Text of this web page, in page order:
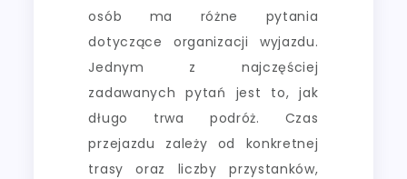
osób ma różne pytania
dotyczące organizacji wyjazdu.
Jednym z najczęściej
zadawanych pytań jest to, jak
długo trwa podróż. Czas
przejazdu zależy od konkretnej
trasy oraz liczby przystanków,